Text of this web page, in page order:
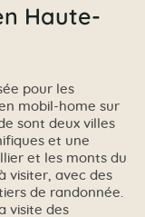
Haute-
pour les
mobil-home sur
sont deux villes
et une
et les monts du
visiter, avec des
de randonnée.
visite des